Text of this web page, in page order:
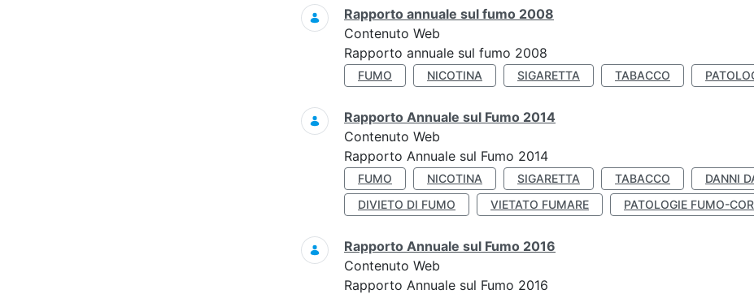
Rapporto annuale sul fumo 2008
Contenuto Web
Rapporto annuale sul fumo 2008
FUMO NICOTINA SIGARETTA TABACCO
Rapporto Annuale sul Fumo 2014
Contenuto Web
Rapporto Annuale sul Fumo 2014
FUMO NICOTINA SIGARETTA TABACCO DANNI
DIVIETO DI FUMO
VIETATO FUMARE PATOLOGIE FUMO-
Rapporto Annuale sul Fumo 2016
Contenuto Web
Rapporto Annuale sul Fumo 2016